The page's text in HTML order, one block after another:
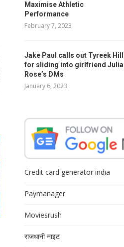
Maximise Athletic
Performance
February 7, 2023
Jake Paul calls out Tyreek Hill
for sliding into girlfriend Julia
Rose’s DMs
January 6, 2023
Credit card generator india
Paymanager
Moviesrush
राजधानी नाइट